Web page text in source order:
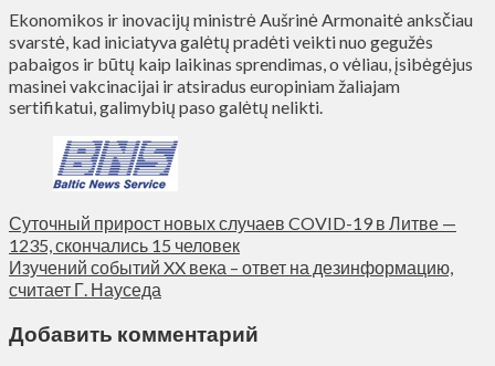
Ekonomikos ir inovacijų ministrė Aušrinė Armonaitė anksčiau
svarstė, kad iniciatyva galėtų pradėti veikti nuo gegužės
pabaigos ir būtų kaip laikinas sprendimas, o vėliau, įsibėgėjus
masinei vakcinacijai ir atsiradus europiniam žaliajam
sertifikatui, galimybių paso galėtų nelikti.
Суточный прирост новых случаев COVID-19 в Литве —
1235, скончались 15 человек
Изучений событий XX века – ответ на дезинформацию,
считает Г. Науседа
Добавить комментарий